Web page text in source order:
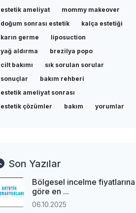
estetik ameliyat
mommy makeover
doğum sonrası estetik
kalça estetiği
karın germe
liposuction
yağ aldırma
brezilya popo
cilt bakımı
sık sorulan sorular
sonuçlar
bakım rehberi
estetik ameliyat sonrası
estetik çözümler
bakım yorumlar
Son Yazılar
Bölgesel incelme fiyatlarına
göre en ...
06.10.2025